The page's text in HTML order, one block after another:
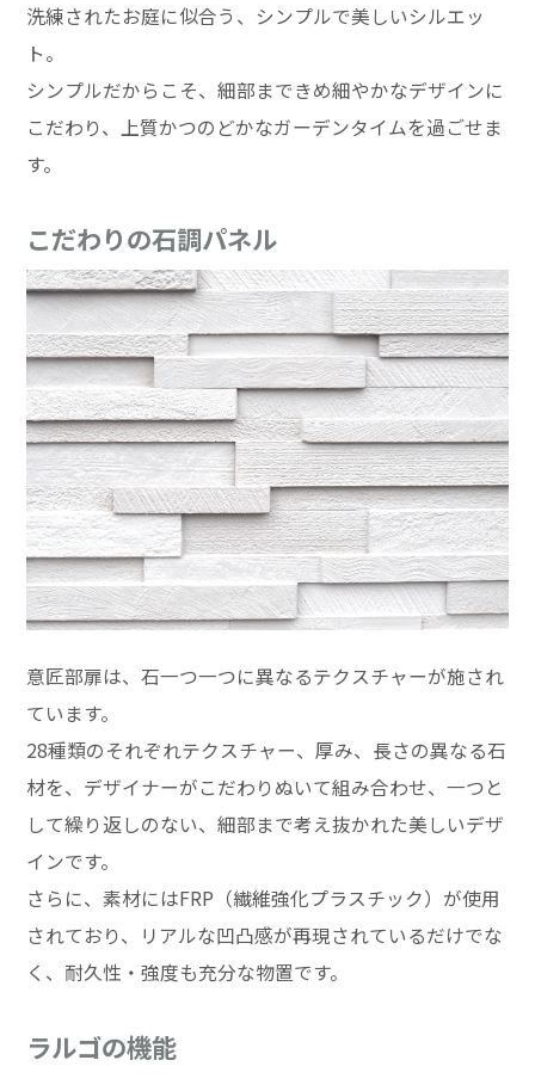
洗練されたお庭に似合う、シンプルで美しいシルエッ
ト。
シンプルだからこそ、細部まできめ細やかなデザインに
こだわり、上質かつのどかなガーデンタイムを過ごせま
す。
こだわりの石調パネル
意匠部扉は、石一つ一つに異なるテクスチャーが施され
ています。
28種類のそれぞれテクスチャー、厚み、長さの異なる石
材を、デザイナーがこだわりぬいて組み合わせ、一つと
して繰り返しのない、細部まで考え抜かれた美しいデザ
インです。
さらに、素材にはFRP（繊維強化プラスチック）が使用
されており、リアルな凹凸感が再現されているだけでな
く、耐久性・強度も充分な物置です。
ラルゴの機能